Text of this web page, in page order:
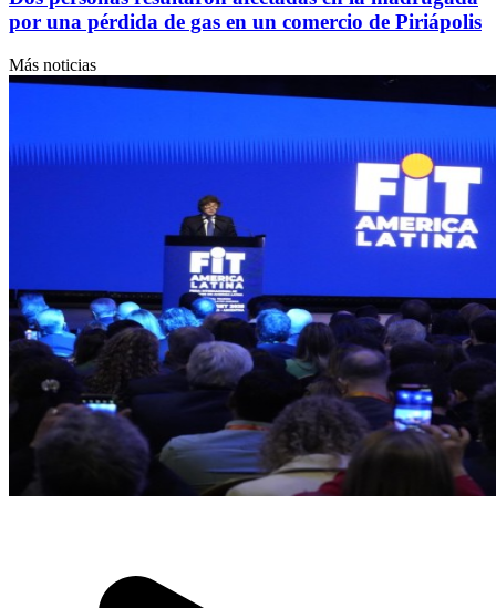
por una pérdida de gas en un comercio de Piriápolis
Más noticias